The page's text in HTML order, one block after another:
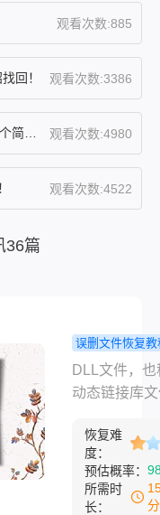
中非常重
要的组件
之一。它
们包含了
所需的代
码和数
原因，如
误删除、
病毒感染
坏等，可
能
观看次数:885
回！ 观看次数:3386
观看次数:4980
观看次数:4522
36篇
误删文件恢复教
文件丢失怎
复？可以试
DLL文件，也
动态链接库
统中非常重
件之一。它
了程序运行
代码和数据
恢复难
度：
预估概率：
所需时
长：